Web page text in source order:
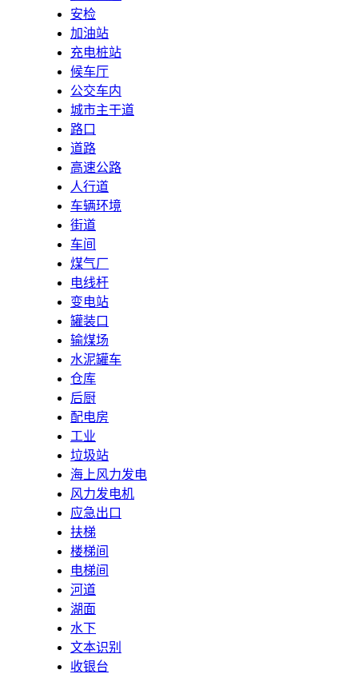
安检
加油站
充电桩站
候车厅
公交车内
城市主干道
路口
道路
高速公路
人行道
车辆环境
街道
车间
煤气厂
电线杆
变电站
罐装口
输煤场
水泥罐车
仓库
后厨
配电房
工业
垃圾站
海上风力发电
风力发电机
应急出口
扶梯
楼梯间
电梯间
河道
湖面
水下
文本识别
收银台